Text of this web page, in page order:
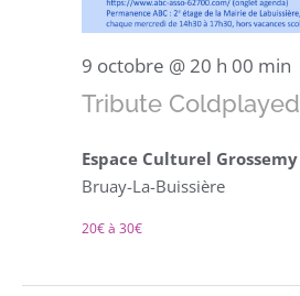
9 octobre @ 20 h 00 min
Tribute Coldplayed
Espace Culturel Grossemy
Bruay-La-Buissière
20€ à 30€